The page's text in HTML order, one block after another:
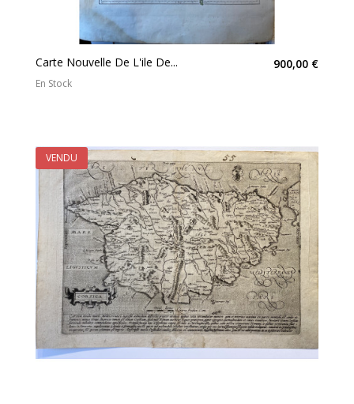
Carte Nouvelle De L'ile De... 900,00 €
En Stock
VENDU